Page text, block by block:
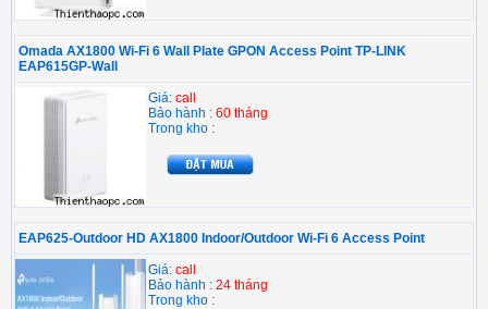
Omada AX1800 Wi-Fi 6 Wall Plate GPON Access Point TP-LINK
EAP615GP-Wall
Giá: call
Bảo hành : 60 tháng
Trong kho :
EAP625-Outdoor HD AX1800 Indoor/Outdoor Wi-Fi 6 Access Point
Giá: call
Bảo hành : 24 tháng
Trong kho :